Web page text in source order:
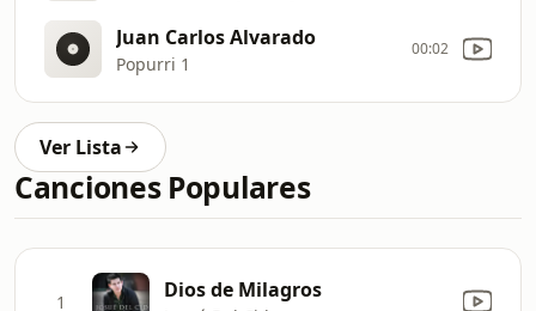
Juan Carlos Alvarado
Popurri 1
00:02
Ver Lista
Canciones Populares
1 Dios de Milagros